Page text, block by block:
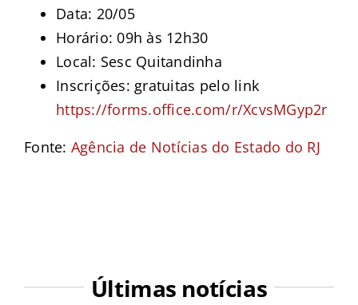
Data: 20/05
Horário: 09h às 12h30
Local: Sesc Quitandinha
Inscrições: gratuitas pelo link
https://forms.office.com/r/XcvsMGyp2r
Fonte: Agência de Notícias do Estado do RJ
Últimas notícias